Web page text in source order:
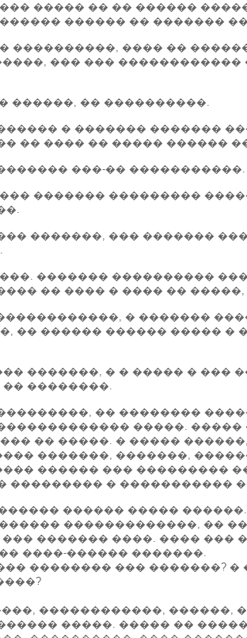
����� �� �� ������
������ �� �������
����������, ���� ��
��� ���
������, �� ����������.
� ������� �������
�� ���� �� ����� ������
���-�� �����������.
������� ���������
�������, ��� �������
������� ����������
�� ���� � ���� ��
� �������
�� ������ ������ ����� �
�������, � � ����� � ���
��������.
�� ��������
�����.
�� �����. � �����
�������, �������,
������ ��� ���������
� �����������
������ ����� ������.
�������������, ��
������� ����. ���� ���
����-������ �������.
�������� ��� �������?
������������,
�����. ����� ��